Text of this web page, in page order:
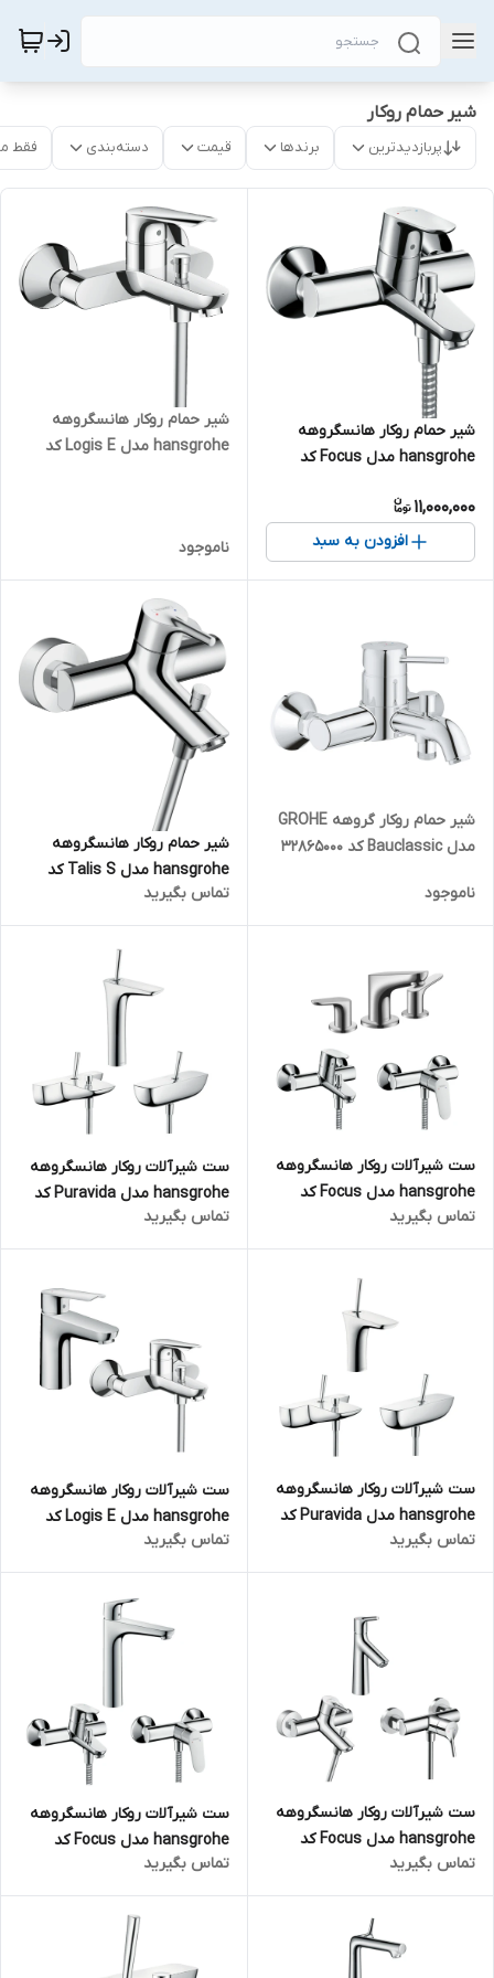
شیر حمام روکار
پربازدیدترین برندها قیمت دسته‌بندی فقط
شیر حمام روکار هانسگروهه
hansgrohe مدل Focus کد
11,000,000
افزودن به سبد
شیر حمام روکار هانسگروهه
hansgrohe مدل Logis E کد
ناموجود
شیر حمام روکار گروهه GROHE
مدل Bauclassic کد 32865000
ناموجود
شیر حمام روکار هانسگروهه
hansgrohe مدل Talis S کد
72400000
تماس بگیرید
ست شیرآلات روکار هانسگروهه
hansgrohe مدل Focus کد
KH1064 (سه تکه)
تماس بگیرید
ست شیرآلات روکار هانسگروهه
hansgrohe مدل Puravida کد
KH1068 (سه تکه)
تماس بگیرید
ست شیرآلات روکار هانسگروهه
hansgrohe مدل Puravida کد
KH1067 (سه تکه)
تماس بگیرید
ست شیرآلات روکار هانسگروهه
hansgrohe مدل Logis E کد
KH1061 (دو تکه)
تماس بگیرید
ست شیرآلات روکار هانسگروهه
hansgrohe مدل Focus کد
KH1066 (سه تکه)
تماس بگیرید
ست شیرآلات روکار هانسگروهه
hansgrohe مدل Focus کد
KH1063 (سه تکه)
تماس بگیرید